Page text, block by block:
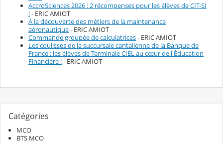
AccroSciences 2026 : 2 récompenses pour les élèves de CIT-SI
!- ERIC AMIOT
À la découverte des métiers de la maintenance
aéronautique- ERIC AMIOT
Commande groupée de calculatrices- ERIC AMIOT
Les coulisses de la succursale cantalienne de la Banque de
France : les élèves de Terminale CIEL au cœur de l'Éducation
Financière !- ERIC AMIOT
Catégories
MCO
BTS MCO